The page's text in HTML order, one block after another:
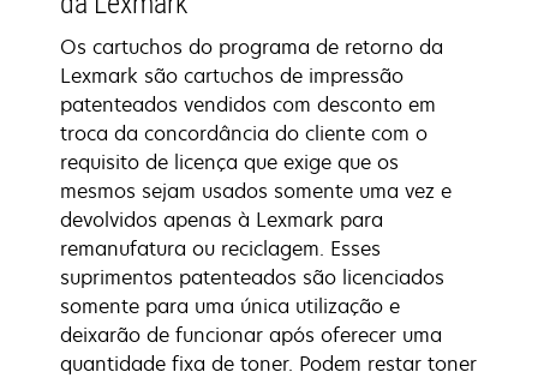
Os cartuchos do programa de retorno da
Lexmark são cartuchos de impressão
patenteados vendidos com desconto em
troca da concordância do cliente com o
requisito de licença que exige que os
mesmos sejam usados somente uma vez e
devolvidos apenas à Lexmark para
remanufatura ou reciclagem. Esses
suprimentos patenteados são licenciados
somente para uma única utilização e
deixarão de funcionar após oferecer uma
quantidade fixa de toner. Podem restar toner